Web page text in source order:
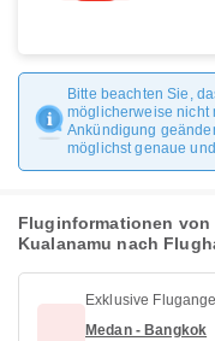
Bitte beachten Sie,
möglicherweise nicht
Ankündigung
möglichst genaue
Fluginformationen
Kualanamu nach
Exklusive
Medan - Bangkok